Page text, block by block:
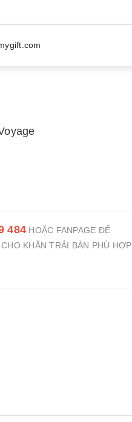
484 HOẶC FANPAGE ĐỂ
KHĂN TRẢI BÀN PHÙ HỢP